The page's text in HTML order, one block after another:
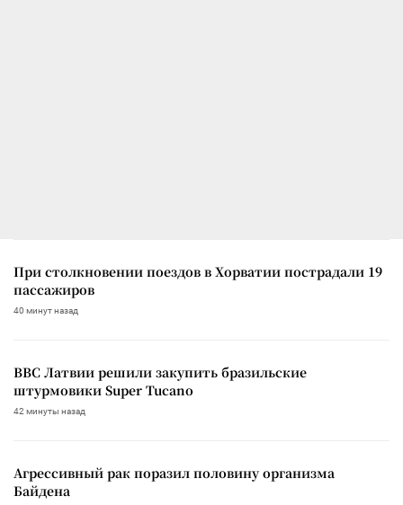
При столкновении поездов в Хорватии пострадали 19
пассажиров
40 минут назад
ВВС Латвии решили закупить бразильские
штурмовики Super Tucano
42 минуты назад
Агрессивный рак поразил половину организма
Байдена